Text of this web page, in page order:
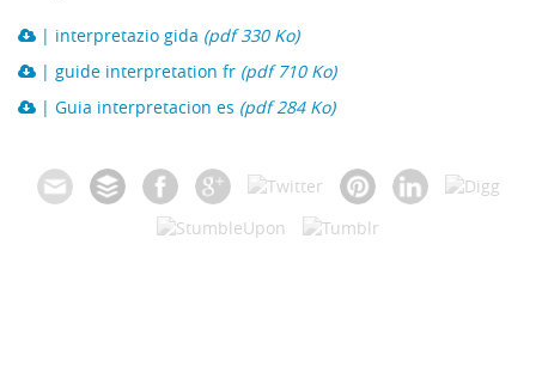
| interpretazio gida (pdf 330 Ko)
| guide interpretation fr (pdf 710 Ko)
| Guia interpretacion es (pdf 284 Ko)